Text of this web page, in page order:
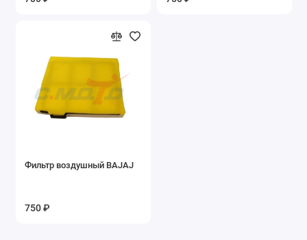
Подшипники
Покрышки б/у
Сальники
Фильтр воздушный BAJAJ
750 ₽